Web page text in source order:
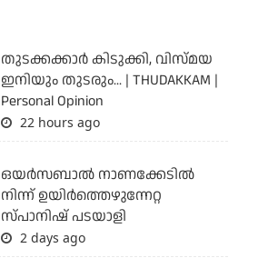
തുടക്കക്കാര്‍ കിടുക്കി, വിസ്മയ
ഇനിയും തുടരും... | THUDAKKAM |
Personal Opinion
22 hours ago
ഒയര്‍സബാൽ നാണക്കേടിൽ
നിന്ന് ഉയിർത്തെഴുന്നേറ്റ
സ്പാനിഷ് പടയാളി
2 days ago